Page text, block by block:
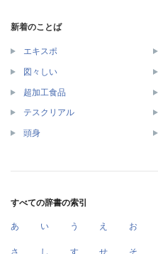
新着のことば
エキスポ
図々しい
超加工食品
テスクリアル
頭身
すべての辞書の索引
あ い う え お